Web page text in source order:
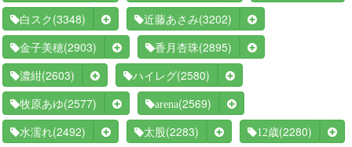
白スク (3348) 近藤あさみ(3202)
金子美穂(2903) 香月杏珠(2895)
濃紺(2603) ハイレグ(2580)
牧原あゆ(2577) arena(2569)
水濡れ(2492) 太股(2283) 12歳(2280)